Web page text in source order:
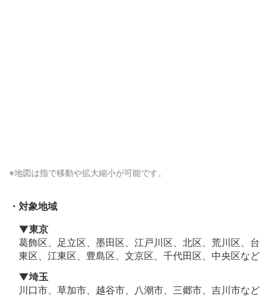
※地図は指で移動や拡大縮小が可能です。
対象地域
▼東京
葛飾区、足立区、墨田区、江戸川区、北区、荒川区、台
東区、江東区、豊島区、文京区、千代田区、中央区など
▼埼玉
川口市、草加市、越谷市、八潮市、三郷市、吉川市など